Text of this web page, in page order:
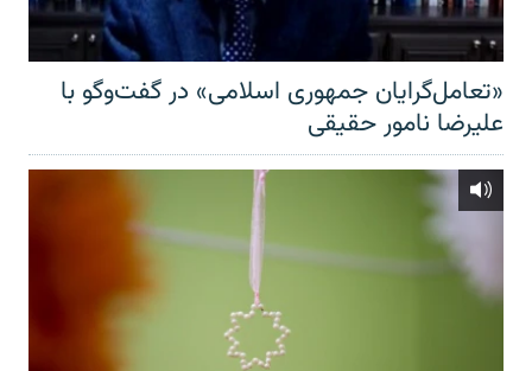
«تعامل‌گرایان جمهوری اسلامی» در گفت‌وگو با
علیرضا نامور حقیقی